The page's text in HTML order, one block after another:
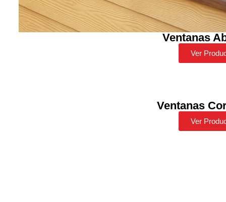
Ventanas
Ver
Ventanas
Ver